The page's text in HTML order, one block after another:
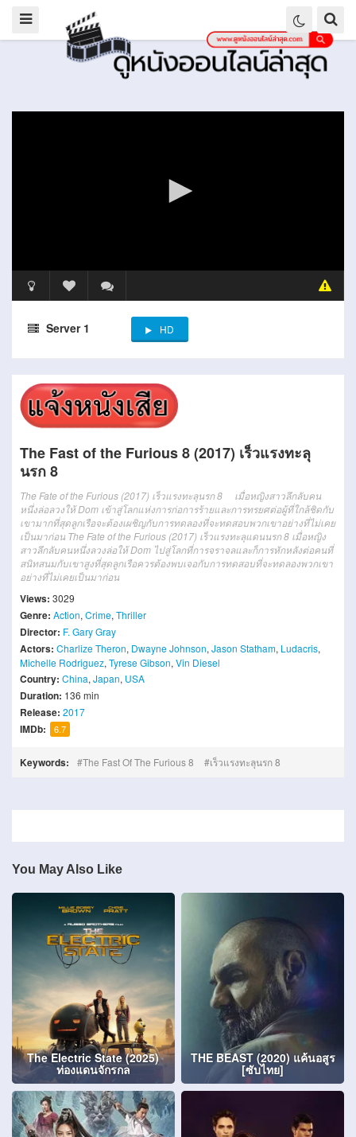
Server 1 HD
The Fast of the Furious 8 (2017) เร็วแรงทะลุ
นรก 8
The Fate of the Furious (2017) เร็วแรงทะลุนรก 8 เมื่อหญิงสาวลึกลับคน
หนึ่งล่อลวงให้ Dom เข้าสู่โลกแห่งการก่อการร้ายและการทรยศต่อผู้ที่ใกล้ชิดกับ
เขามากที่สุดลูกเรือจะต้องเผชิญกับการทดลองที่จะทดสอบพวกเขาอย่างที่ไม่เคย
เป็นมาก่อน The Fate of the Furious (2017) เร็วแรงทะลุแดนนรก 8 เมื่อหญิง
สาวลึกลับคนหนึ่งลวงล่อให้ Dom ไปสู่โลกที่การจราจลและก็การหักหลังต่อคนที่
สนิทสนมกับเขาสูงที่สุดลูกเรือควรต้องพบเจอกับการทดสอบที่จะทดลองพวกเขา
อย่างที่ไม่เคยเป็นมาก่อน
Views: 3029
Genre: Action, Crime, Thriller
Director: F. Gary Gray
Actors: Charlize Theron, Dwayne Johnson, Jason Statham, Ludacris,
Michelle Rodriguez, Tyrese Gibson, Vin Diesel
Country: China, Japan, USA
Duration: 136 min
Release: 2017
IMDb: 6.7
Keywords: The Fast Of The Furious 8 เร็วแรงทะลุนรก 8
You May Also Like
The Electric State (2025)
ท่องแดนจักรกล
THE BEAST (2020) แค้นอสูร
[ซับไทย]